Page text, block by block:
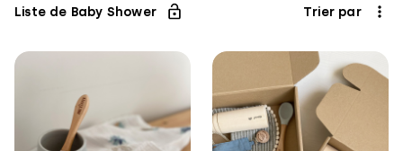
Liste de Baby Shower Trier par